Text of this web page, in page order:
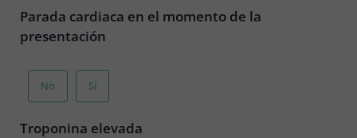
Parada cardiaca en el momento de la
presentación
No Sí
Troponina elevada